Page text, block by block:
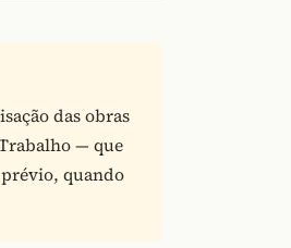
das obras
— que
quando